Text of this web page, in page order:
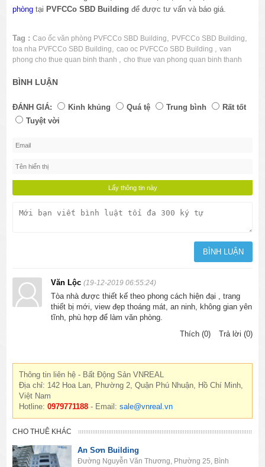
phòng tại PVFCCo SBD Building để được tư vấn và báo giá.
Tag : Cao ốc văn phòng PVFCCo SBD Building, PVFCCo SBD Building,
toa nha PVFCCo SBD Building,cao oc PVFCCo SBD Building ,van
phong cho thue quan binh thanh ,cho thue van phong quan binh thanh
BÌNH LUẬN
ĐÁNH GIÁ: Kinh khủng Quá tệ Trung bình
Rất tốt
Tuyệt vời
Văn Lộc(19-12-2019 06:55:24)
Tòa nhà được thiết kế theo phong cách hiện đại , trang
thiết bị mới, view đẹp thoáng mát, an ninh, không gian yên
tĩnh, phù hợp để làm văn phòng.
Thích (0)
Trả lời (0)
Thông tin liên hệ - Bất Động Sản VNREAL
Địa chỉ: 142 Hoa Lan, Phường 2, Quận Phú Nhuận, Hồ Chí Minh,
Việt Nam
Hotline:0979771188 - Email:sale@vnreal.vn
CHO THUÊ KHÁC
An Sơn Building
Đường Nguyễn Văn Thương, Phường 25, Bình